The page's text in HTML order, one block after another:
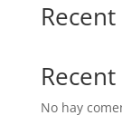
No hay